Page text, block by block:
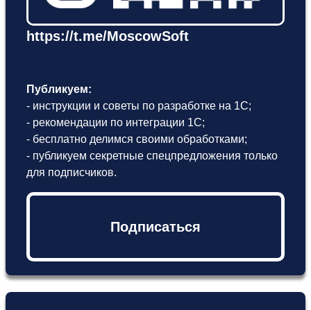
https://t.me/MoscowSoft
Публикуем:
- инструкции и советы по разработке на 1С;
- рекомендации по интеграции 1С;
- бесплатно делимся своими обработками;
- публикуем секретные спецпредложения только
для подписчиков.
Подписаться